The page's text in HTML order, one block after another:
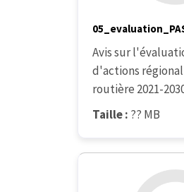
Avis sur
d'actions
routière 2021-
Taille : ?? MB